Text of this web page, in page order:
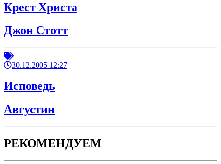
Крест Христа
Джон Стотт
30.12.2005 12:27
Исповедь
Августин
РЕКОМЕНДУЕМ